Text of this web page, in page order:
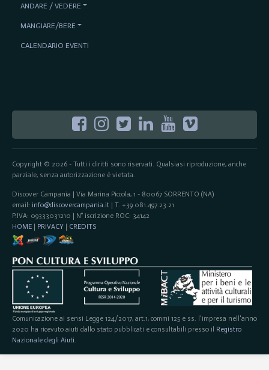
Copyright © 2026 - Tutti i diritti sono riservati. Qualsiasi riproduzione, anche
parziale, senza autorizzazione è vietata.
Discover Campania | Via Marina Piccola, 1 - 80067 SORRENTO (NA)
email: info@discovercampania.it| T. +39 081.497.23.21
P.IVA: 09333031210 | N° iscrizione ROC: 34142
HOME| PRIVACY | CREDITS
Comunicazione ai sensi Legge 124/2017, art.1, commi 125 e ss. l'impresa nell'anno
2020 ha ricevuto aiuti dallo stato pubblicati e consultabili presso il Registro
Nazionale degli Aiuti
ANDARE / VEDERE
MANGIARE/BERE
CALENDARIO EVENTI